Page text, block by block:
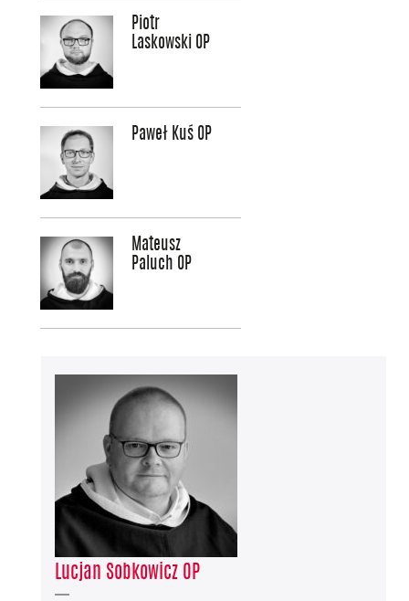
Piotr
Laskowski OP
Paweł Kuś OP
Mateusz
Paluch OP
Lucjan Sobkowicz OP